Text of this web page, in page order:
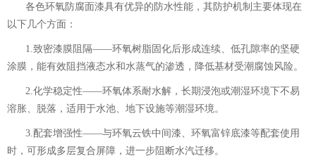
各色环氧防腐面漆具有优异的防水性能，其防护机制主要体现在
以下几个方面：
1.致密漆膜阻隔——环氧树脂固化后形成连续、低孔隙率的坚硬
涂膜，能有效阻挡液态水和水蒸气的渗透，降低基材受潮腐蚀风险。
2.化学稳定性——环氧体系耐水解，长期浸泡或潮湿环境下不易
溶胀、脱落，适用于水池、地下设施等潮湿环境。
3.配套增强性——与环氧云铁中间漆、环氧富锌底漆等配套使用
时，可形成多层复合屏障，进一步阻断水汽迁移。